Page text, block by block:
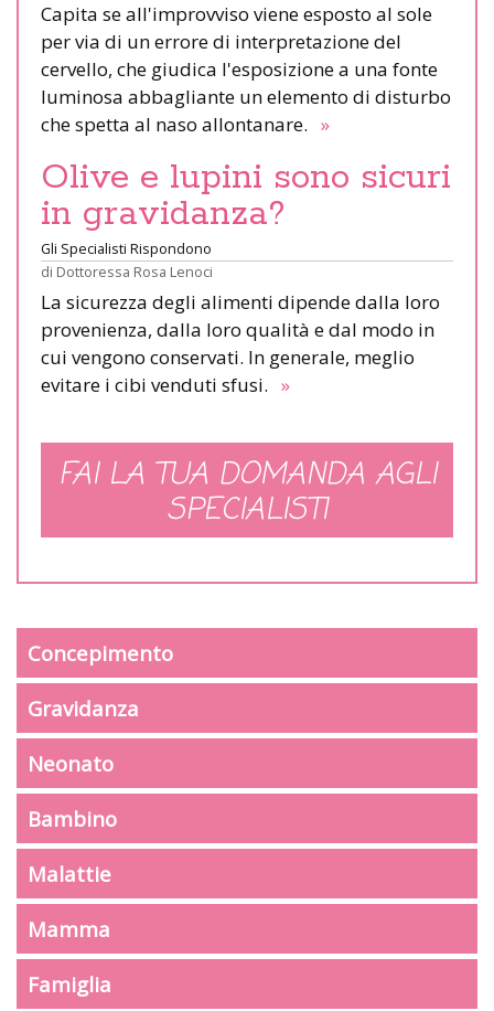
Capita se all'improvviso viene esposto al sole
per via di un errore di interpretazione del
cervello, che giudica l'esposizione a una fonte
luminosa abbagliante un elemento di disturbo
che spetta al naso allontanare. »
Olive e lupini sono sicuri
in gravidanza?
Gli Specialisti Rispondono
di Dottoressa Rosa Lenoci
La sicurezza degli alimenti dipende dalla loro
provenienza, dalla loro qualità e dal modo in
cui vengono conservati. In generale, meglio
evitare i cibi venduti sfusi. »
FAI LA TUA DOMANDA AGLI
SPECIALISTI
Concepimento
Gravidanza
Neonato
Bambino
Malattie
Mamma
Famiglia